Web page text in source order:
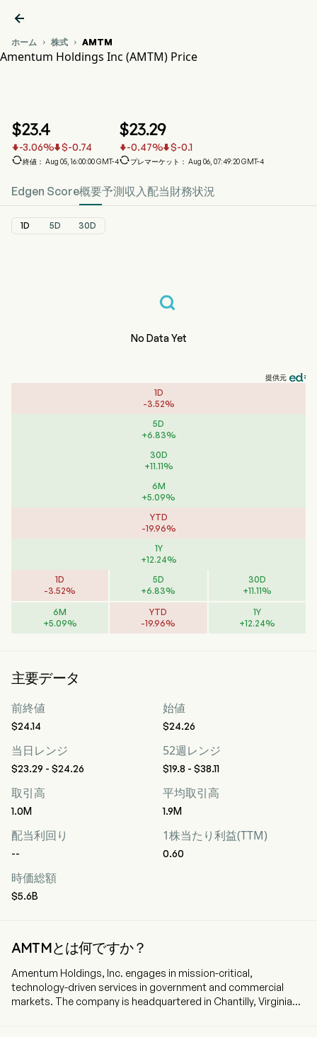

ホーム  株式  AMTM
Amentum Holdings Inc (AMTM) Price
$23.4
-3.06% $-0.74
終値： Aug 05, 16:00:00 GMT-4
$23.29
-0.47% $-0.1
プレマーケット： Aug 06, 07:49:20 GMT-4
Edgen Score概要予測 収入 配当財務状況
1D 5D 30D
No Data Yet
提供元
1D
-3.52%
5D
+6.83%
30D
+11.11%
6M
+5.09%
YTD
-19.96%
1Y
+12.24%
1D
-3.52%
5D
+6.83%
30D
+11.11%
6M
+5.09%
YTD
-19.96%
1Y
+12.24%
主要データ
前終値
$24.14
始値
$24.26
当日レンジ
$23.29 - $24.26
52週レンジ
$19.8 - $38.11
取引高
1.0M
平均取引高
1.9M
配当利回り
--
1株当たり利益(TTM)
0.60
時価総額
$5.6B
AMTMとは何ですか？
Amentum Holdings, Inc. engages in mission-critical,
technology-driven services in government and commercial
markets. The company is headquartered in Chantilly, Virginia